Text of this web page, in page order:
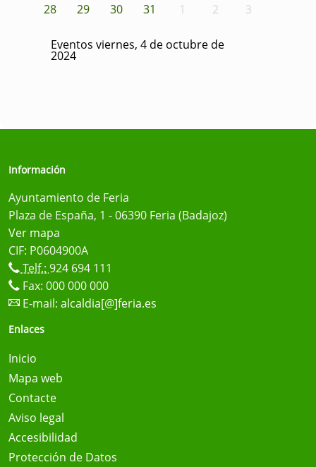
28
29 30 31 1 2 3
Eventos viernes, 4 de octubre de
2024
Información
Ayuntamiento de Feria
Plaza de España, 1 - 06390 Feria (Badajoz)
Ver mapa
CIF: P0604900A
Telf.: 924 694 111
Fax: 000 000 000
E-mail: alcaldia[@]feria.es
Enlaces
Inicio
Mapa web
Contacte
Aviso legal
Accesibilidad
Protección de Datos